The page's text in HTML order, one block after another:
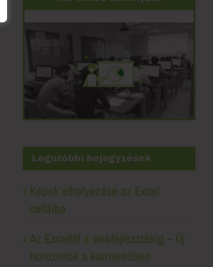
Legutóbbi bejegyzések
Képek elhelyezése az Excel
celláiba
Az Exceltől a webfejlesztésig – Új
horizontok a karrieredben